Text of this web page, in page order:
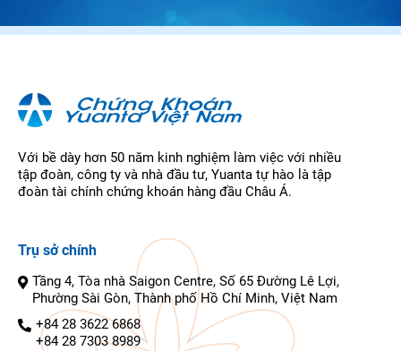
Với bề dày hơn 50 năm kinh nghiệm làm việc với nhiều
tập đoàn, công ty và nhà đầu tư, Yuanta tự hào là tập
đoàn tài chính chứng khoán hàng đầu Châu Á.
Trụ sở chính
Tầng 4, Tòa nhà Saigon Centre, Số 65 Đường Lê Lợi,
Phường Sài Gòn, Thành phố Hồ Chí Minh, Việt Nam
+84 28 3622 6868
+84 28 7303 8989